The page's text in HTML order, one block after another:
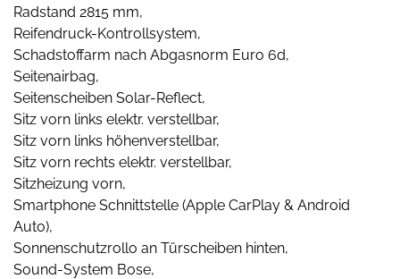
Radstand 2815 mm,
Reifendruck-Kontrollsystem,
Schadstoffarm nach Abgasnorm Euro 6d,
Seitenairbag,
Seitenscheiben Solar-Reflect,
Sitz vorn links elektr. verstellbar,
Sitz vorn links höhenverstellbar,
Sitz vorn rechts elektr. verstellbar,
Sitzheizung vorn,
Smartphone Schnittstelle (Apple CarPlay & Android
Auto),
Sonnenschutzrollo an Türscheiben hinten,
Sound-System Bose,